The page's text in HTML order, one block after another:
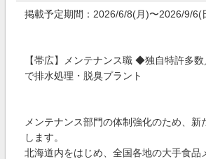
掲載予定期間：2026/6/8(月)〜2026/9/6(
【帯広】メンテナンス職 ◆独自特許多
で排水処理・脱臭プラント
メンテナンス部門の体制強化のため、新
します。
北海道内をはじめ、全国各地の大手食品